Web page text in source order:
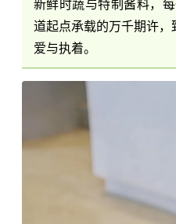
新鲜时蔬与特制酱料，
道起点承载的万千期许，
爱与执着。